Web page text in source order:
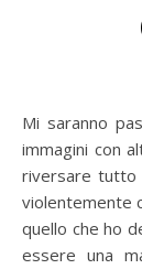
Mi saranno passate per la mente almeno un centinaio di
immagini con
riversare tutto
violentemente
quello che ho
essere una